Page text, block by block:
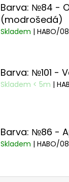
Barva: №84 -
(modrošedá)
Skladem | HABO/
Barva: №101 -
Skladem < 5m |
Barva: №86 -
Skladem | HABO/